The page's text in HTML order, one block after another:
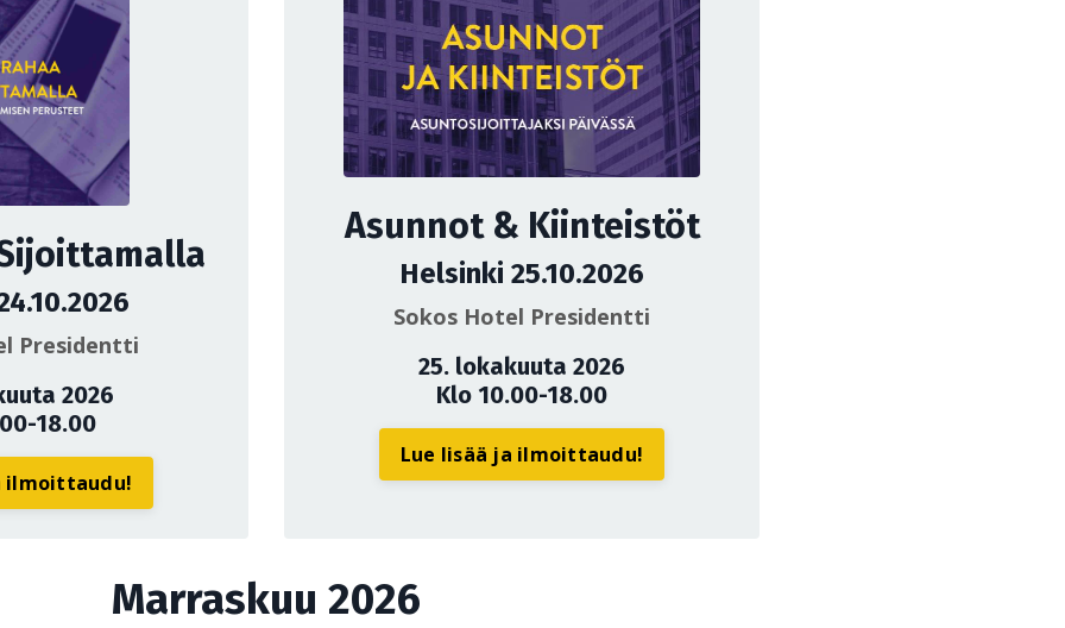
Presidentti
2026
18.00
ilmoittaudu!
Asunnot & Kiinteistöt
Helsinki 25.10.2026
Sokos Hotel Presidentti
25. lokakuuta 2026
Klo 10.00-18.00
Lue lisää ja ilmoittaudu!
Marraskuu 2026